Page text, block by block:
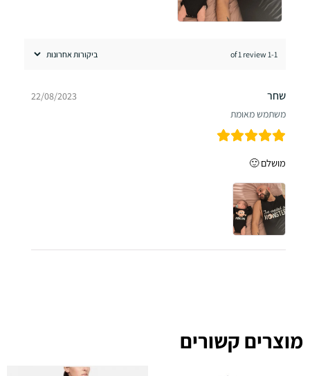
1-1 of 1 review
שחר
משתמש מאומת
22/08/2023
מושלם 🙂
מוצרים קשורים